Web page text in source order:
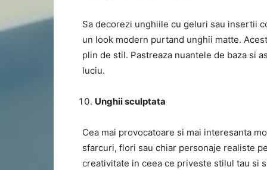
Sa decorezi unghiile cu geluri sau insertii
un look modern purtand unghii matte.
plin de stil. Pastreaza nuantele de baza si
luciu.
Unghii sculptata
Cea mai provocatoare si mai interesanta
sfarcuri, flori sau chiar personaje realiste
creativitate in ceea ce priveste stilul tau si